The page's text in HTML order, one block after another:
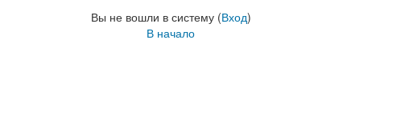
Вы не вошли в систему (Вход)
В начало